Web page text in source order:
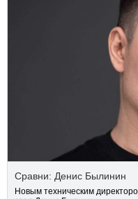
Сравни: Денис Былинин
Новым техническим